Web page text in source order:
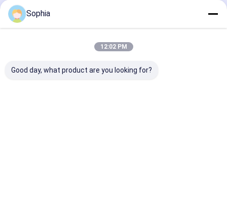
추천된 제품
Sophia
12:02 PM
Good day, what product are you looking for?